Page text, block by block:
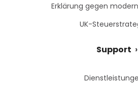
Erklärung gegen
UK-
Support